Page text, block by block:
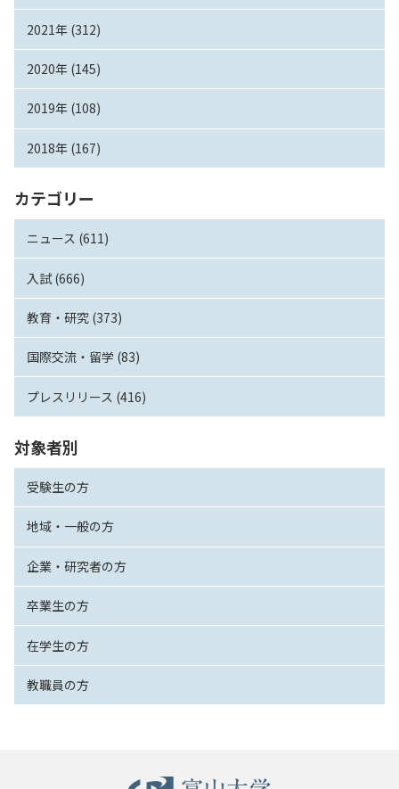
2021年 (312)
2020年 (145)
2019年 (108)
2018年 (167)
カテゴリー
ニュース (611)
入試 (666)
教育・研究 (373)
国際交流・留学 (83)
プレスリリース (416)
対象者別
受験生の方
地域・一般の方
企業・研究者の方
卒業生の方
在学生の方
教職員の方